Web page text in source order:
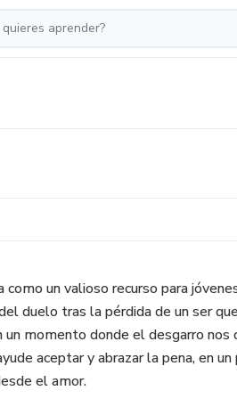
un valioso recurso para
duelo tras la pérdida de un ser
momento donde el desgarro nos
aceptar y abrazar la pena, en
el amor.